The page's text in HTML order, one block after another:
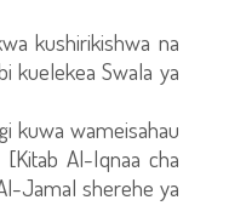
kushirikishwa na
kuelekea Swala ya
kuwa wameisahau
Al-Iqnaa cha
Jamal sherehe ya